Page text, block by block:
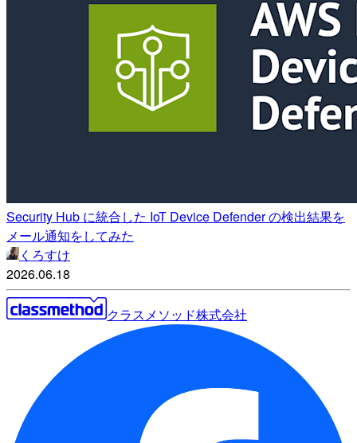
Security Hub に統合した IoT Device Defender の検出結果を
メール通知をしてみた
くろすけ
2026.06.18
クラスメソッド株式会社